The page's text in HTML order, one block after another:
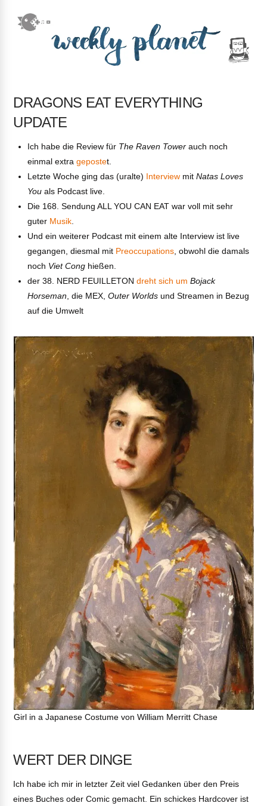
DRAGONS EAT EVERYTHING
UPDATE
Ich habe die Review für The Raven Towerauch noch
einmal extra gepostet.
Letzte Woche ging das (uralte) Interviewmit Natas Loves
Youals Podcast live.
Die 168. Sendung ALL YOU CAN EAT war voll mit sehr
guter Musik.
Und ein weiterer Podcast mit einem alte Interview ist live
gegangen, diesmal mit Preoccupations, obwohl die damals
noch Viet Conghießen.
der 38. NERD FEUILLETON dreht sich um Bojack
Horseman, die MEX, Outer Worldsund Streamen in Bezug
auf die Umwelt
Girl in a Japanese Costume von William Merritt Chase
WERT DER DINGE
Ich habe ich mir in letzter Zeit viel Gedanken über den Preis
eines Buches oder Comic gemacht. Ein schickes Hardcover ist